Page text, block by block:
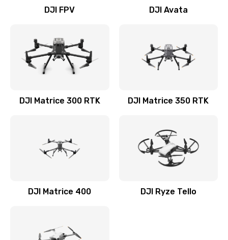
DJI FPV DJI Avata
DJI Matrice 300 RTK DJI Matrice 350 RTK
DJI Matrice 400 DJI Ryze Tello